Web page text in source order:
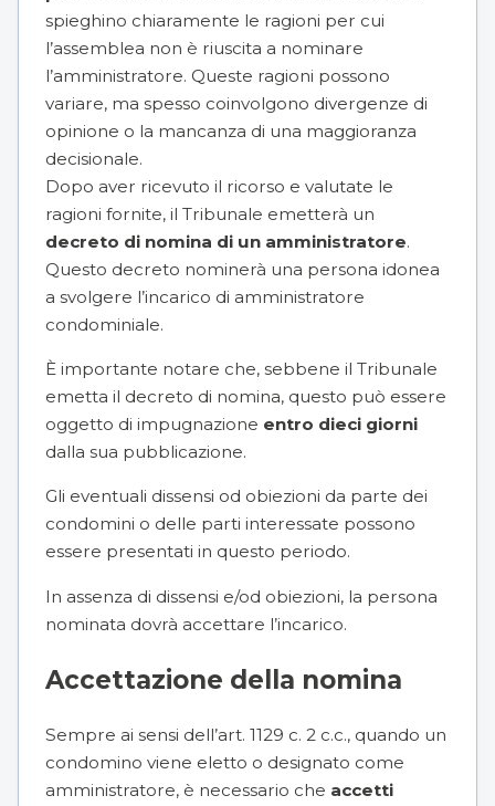
spieghino chiaramente le ragioni per cui
l’assemblea non è riuscita a nominare
l’amministratore. Queste ragioni possono
variare, ma spesso coinvolgono divergenze di
opinione o la mancanza di una maggioranza
decisionale.
Dopo aver ricevuto il ricorso e valutate le
ragioni fornite, il Tribunale emetterà un
decreto di nomina di un amministratore.
Questo decreto nominerà una persona idonea
a svolgere l’incarico di amministratore
condominiale.
È importante notare che, sebbene il Tribunale
emetta il decreto di nomina, questo può essere
oggetto di impugnazione entro dieci giorni
dalla sua pubblicazione.
Gli eventuali dissensi od obiezioni da parte dei
condomini o delle parti interessate possono
essere presentati in questo periodo.
In assenza di dissensi e/od obiezioni, la persona
nominata dovrà accettare l’incarico.
Accettazione della nomina
Sempre ai sensi dell’art. 1129 c. 2 c.c., quando un
condomino viene eletto o designato come
amministratore, è necessario che accetti